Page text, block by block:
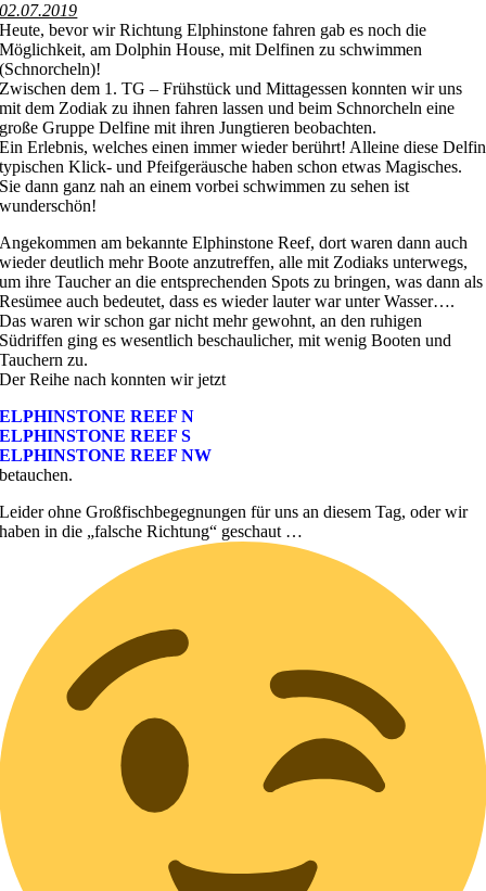
02.07.2019
Heute, bevor wir Richtung Elphinstone fahren gab es noch die
Möglichkeit, am Dolphin House, mit Delfinen zu schwimmen
(Schnorcheln)!
Zwischen dem 1. TG – Frühstück und Mittagessen konnten wir uns
mit dem Zodiak zu ihnen fahren lassen und beim Schnorcheln eine
große Gruppe Delfine mit ihren Jungtieren beobachten.
Ein Erlebnis, welches einen immer wieder berührt! Alleine diese Delfin
typischen Klick- und Pfeifgeräusche haben schon etwas Magisches.
Sie dann ganz nah an einem vorbei schwimmen zu sehen ist
wunderschön!
Angekommen am bekannte Elphinstone Reef, dort waren dann auch
wieder deutlich mehr Boote anzutreffen, alle mit Zodiaks unterwegs,
um ihre Taucher an die entsprechenden Spots zu bringen, was dann als
Resümee auch bedeutet, dass es wieder lauter war unter Wasser….
Das waren wir schon gar nicht mehr gewohnt, an den ruhigen
Südriffen ging es wesentlich beschaulicher, mit wenig Booten und
Tauchern zu.
Der Reihe nach konnten wir jetzt
ELPHINSTONE REEF N
ELPHINSTONE REEF S
ELPHINSTONE REEF NW
betauchen.
Leider ohne Großfischbegegnungen für uns an diesem Tag, oder wir
haben in die „falsche Richtung“ geschaut …